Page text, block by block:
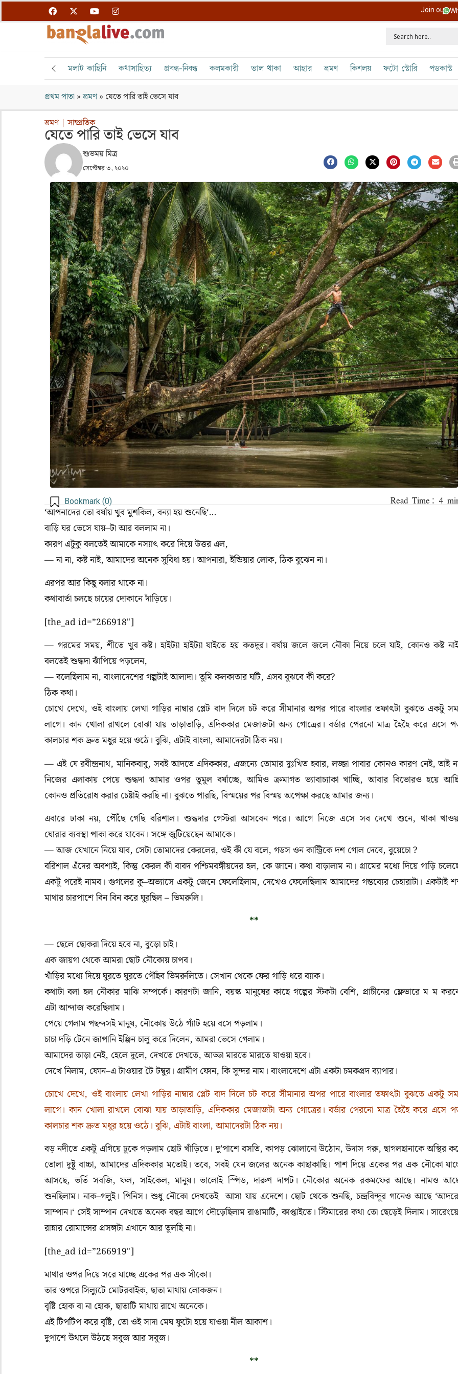
Join our
মলাট কাহিনি কথাসাহিত্য প্রবন্ধ-নিবন্ধ কলমকারী ভাল থাকা আহার ভ্রমণ কিশলয় ফটো স্টোরি পডকাস্ট
প্রথম পাতা »ভ্রমণ» যেতে পারি তাই ভেসে যাব
ভ্রমণ|সাম্প্রতিক
যেতে পারি তাই ভেসে যাব
শুভময় মিত্র
সেপ্টেম্বর ৩, ২০২০
Bookmark (0)
‘আপনাদের তোবর্ষায়খুবমুশকিল,বন্যাহয়শুনেছি‘…
বাড়িঘর ভেসেযায়–টাআরবললামনা।
কারণ এটুকুবলতেইআমাকেনস্যাৎকরেদিয়েউত্তর এল,
— নানা,কষ্টনাই,আমাদেরঅনেকসুবিধাহয়। আপনারা,ইন্ডিয়ার লোক,ঠিকবুঝেননা।
এরপর আরকিছুবলারথাকেনা।
কথাবার্তাচলছেচায়ের দোকানেদাঁড়িয়ে।
[the_ad id=”266918″]
— গরমের সময়,শীতে খুব কষ্ট। হাইট্যা হাইট্যা যাইতে হয় কতদূর। বর্ষায় জলে জলে নৌকা নিয়ে চলে যাই, কোনও কষ্ট
বলতেইশুদ্ধদাঝাঁপিয়েপড়লেন,
— বলেছিলামনা,বাংলাদেশেরগল্পটাইআলাদা। তুমিকলকাতারঘটি, এসববুঝবেকীকরে?
ঠিককথা।
চোখে দেখে, ওই বাংলায় লেখা গাড়ির নাম্বার প্লেট বাদ দিলে চট করে সীমানার অপর পারে বাংলার তফাৎটা বুঝতে একটু
লাগে। কান খোলা রাখলে বোঝা যায় তাড়াতাড়ি, এদিককার মেজাজটা অন্য গোত্রের। বর্ডার পেরনো মাত্র হৈহৈ করে এসে
কালচারশকদ্রুতমধুরহয়েওঠে। বুঝি, এটাইবাংলা,আমাদেরটাঠিকনয়।
— এই যে রবীন্দ্রনাথ,মানিকবাবু,সবই আদতে এদিককার, এজন্যে তোমার দুঃখিত হবার,লজ্জা পাবার কোনও কারণ নেই,তাই
নিজের এলাকায় পেয়ে শুদ্ধদা আমার ওপর তুমুল বর্ষাচ্ছে,আমিও ক্রমাগত ভ্যাবাচ্যাকা খাচ্ছি,আবার বিভোরও হয়ে
কোনওপ্রতিরোধকরার চেষ্টাইকরছিনা। বুঝতেপারছি,বিস্ময়েরপরবিস্ময়অপেক্ষাকরছেআমারজন্য।
এবারে ঢাকা নয়, পৌঁছে গেছি বরিশাল। শুদ্ধদার গেস্টরা আসবেন পরে। আগে নিজে এসে সব দেখে শুনে, থাকা
ঘোরারব্যবস্থাপাকাকরেযাবেন। সঙ্গেজুটিয়েছেনআমাকে।
— আজ যেখানেনিয়েযাব, সেটা তোমাদের কেরলের, ওইকী যেবলে, গডসওনকান্ট্রিকেদশ গোল দেবে,বুয়েচো?
বরিশাল এঁদের অবশ্যই, কিন্তু কেরলকী বাবদ পশ্চিমবঙ্গীয়দের হল, কে জানে। কথা বাড়ালাম না। গ্রামের মধ্যে দিয়ে গাড়ি
একটু পরেই নামব। গুগলের কু–অভ্যাসে একটু জেনে ফেলেছিলাম, দেখেও ফেলেছিলাম আমাদের গন্তব্যের চেহারাটা। একটাই
মাথারচারপাশেবিনবিনকরেঘুরছিল–ভিমরুলি।
**
— ছেলে ছোকরাদিয়েহবেনা,বুড়োচাই।
এক জায়গা থেকেআমরা ছোট নৌকোয়চাপব।
খাঁড়িরমধ্যেদিয়েঘুরতেঘুরতে পৌঁছবভিমরুলিতে। সেখান থেকে ফেরগাড়িধরেব্যাক।
কথাটা বলা হল নৌকার মাঝি সম্পর্কে। কারণটা জানি,বয়স্ক মানুষের কাছে গল্পের স্টকটা বেশি,প্রাচীনের ফ্লেভারে ম ম
এটাআন্দাজকরেছিলাম।
পেয়ে গেলামপছন্দসইমানুষ, নৌকোয়উঠেগ্যাঁটহয়েবসেপড়লাম।
চাচাদড়ি টেনেজাপানিইঞ্জিনচালুকরেদিলেন,আমরা ভেসে গেলাম।
আমাদেরতাড়া নেই, হেলেদুলে, দেখতে দেখতে,আড্ডামারতেমারতেযাওয়াহবে।
দেখেনিলাম, ফোন–এ টাওয়ারটৈটম্বুর। গ্রামীণ ফোন,কিসুন্দরনাম। বাংলাদেশে এটা একটাচমকপ্রদব্যাপার।
চোখে দেখে, ওই বাংলায় লেখা গাড়ির নাম্বার প্লেট বাদ দিলে চট করে সীমানার অপর পারে বাংলার তফাৎটা বুঝতে একটু
লাগে। কান খোলা রাখলে বোঝা যায় তাড়াতাড়ি,এদিককার মেজাজটা অন্য গোত্রের। বর্ডার পেরনো মাত্র হৈহৈ করে এসে
কালচারশকদ্রুতমধুরহয়েওঠে। বুঝি, এটাইবাংলা,আমাদেরটাঠিকনয়।
বড়নদীতে একটু এগিয়েঢুকেপড়লাম ছোটখাঁড়িতে। দু’পাশেবসতি,কাপড় ঝোলানোউঠোন,উদাস গরু,ছাগলছানাকেঅস্থির
তোলা দুষ্টু বাচ্চা,আমাদের এদিককার মতোই। তবে,সবই যেন জলের অনেক কাছাকাছি। পাশ দিয়ে একের পর এক নৌকো
আসছে,ভর্তি সবজি,ফল,সাইকেল,মানুষ। ভালোই স্পিড,দারুণ দাপট। নৌকোর অনেক রকমফের আছে। নামও
শুনছিলাম। নাক–গলুই। পিনিস। শুধু নৌকো দেখতেই আসা যায় এদেশে। ছোট থেকে শুনছি,চন্দ্রবিন্দুর গানেও আছে‘
সাম্পান।‘ সেইসাম্পান দেখতেঅনেকবছরআগে দৌড়েছিলামরাঙামাটি,কাপ্তাইতে। স্টিমারেরকথা তো ছেড়েইদিলাম।
রান্নার রোমান্সেরপ্রসঙ্গটা এখানেআরতুলছিনা।
[the_ad id=”266919″]
মাথারওপরদিয়েসরেযাচ্ছে একেরপর একসাঁকো।
তারওপরেসিল্যুটে মোটরবাইক,ছাতামাথায় লোকজন।
বৃষ্টি হোকবানা হোক,ছাতাটিমাথায়রাখেঅনেকে।
এইটিপটিপকরেবৃষ্টি, তোওইসাদা মেঘফুটোহয়েযাওয়ানীলআকাশ।
দুপাশেউথলেউঠছেসবুজআরসবুজ।
**